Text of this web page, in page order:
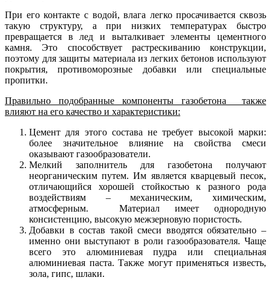
При его контакте с водой, влага легко просачивается сквозь
такую структуру, а при низких температурах быстро
превращается в лед и выталкивает элементы цементного
камня. Это способствует растрескиванию конструкции,
поэтому для защиты материала из легких бетонов используют
покрытия, противоморозные добавки или специальные
пропитки.
Правильно подобранные компоненты газобетона также
влияют на его качество и характеристики:
Цемент для этого состава не требует высокой марки:
более значительное влияние на свойства смеси
оказывают газообразователи.
Мелкий заполнитель для газобетона получают
неорганическим путем. Им является кварцевый песок,
отличающийся хорошей стойкостью к разного рода
воздействиям – механическим, химическим,
атмосферным. Материал имеет однородную
консистенцию, высокую межзерновую пористость.
Добавки в состав такой смеси вводятся обязательно –
именно они выступают в роли газообразователя. Чаще
всего это алюминиевая пудра или специальная
алюминиевая паста. Также могут применяться известь,
зола, гипс, шлаки.